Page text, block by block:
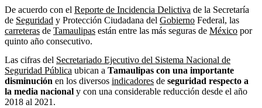
De acuerdo con el Reporte de Incidencia Delictiva de la Secretaría
de Seguridad y Protección Ciudadana del Gobierno Federal, las
carreteras de Tamaulipas están entre las más seguras de México por
quinto año consecutivo.
Las cifras del Secretariado Ejecutivo del Sistema Nacional de
Seguridad Pública ubican a Tamaulipas con una importante
disminución en los diversos indicadores de seguridad respecto a
la media nacional y con una considerable reducción desde el año
2018 al 2021.